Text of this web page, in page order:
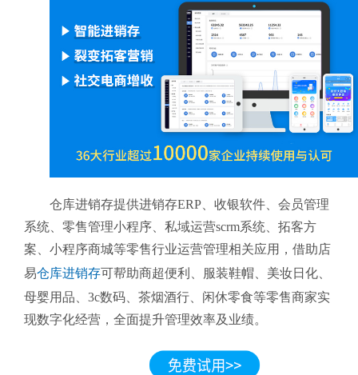
仓库进销存提供进销存ERP、收银软件、会员管理
系统、零售管理小程序、私域运营scrm系统、拓客方
案、小程序商城等零售行业运营管理相关应用，借助店
易仓库进销存可帮助商超便利、服装鞋帽、美妆日化、
母婴用品、3c数码、茶烟酒行、闲休零食等零售商家实
现数字化经营，全面提升管理效率及业绩。